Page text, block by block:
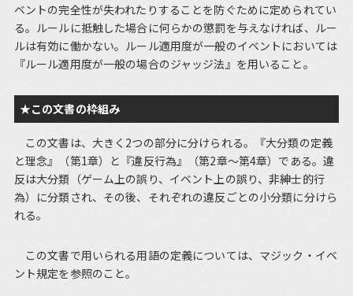
ベントの完全性が失われたりすることを防ぐために定められてい
る。ルールに抵触した場合に何らかの懲罰を与えなければ、ルー
ルは有効に働かない。ルール適用度が一般のイベントにおいては
『ルール適用度が一般の場合のジャッジ法』を用いること。
★この文書の枠組み
この文書は、大きく2つの部分に分けられる。『大分類の定義
と理念』（第1章）と『違反行為』（第2章～第4章）である。違
反は大分類（ゲーム上の誤り、イベント上の誤り、非紳士的行
為）に分類され、その後、それぞれの違反ごとの小分類に分けら
れる。
この文書で用いられる用語の定義については、マジック・イベ
ント規定を参照のこと。